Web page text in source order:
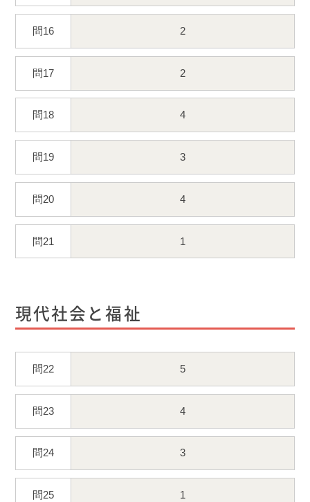
問16 2
問17 2
問18 4
問19 3
問20 4
問21 1
現代社会と福祉
問22 5
問23 4
問24 3
問25 1